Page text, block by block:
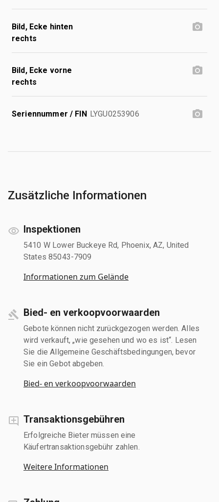
Bild, Ecke hinten
rechts
Bild, Ecke vorne
rechts
Seriennummer / FIN LYGU0253906
Zusätzliche Informationen
Inspektionen
5410 W Lower Buckeye Rd, Phoenix, AZ, United
States 85043-7909
Informationen zum Gelände
Bied- en verkoopvoorwaarden
Gebote können nicht zurückgezogen werden. Alles
wird verkauft, „wie gesehen und wo es ist“. Lesen
Sie die Allgemeine Geschäftsbedingungen, bevor
Sie ein Gebot abgeben.
Bied- en verkoopvoorwaarden
Transaktionsgebühren
Erfolgreiche Bieter müssen eine
Käufertransaktionsgebühr zahlen.
Weitere Informationen